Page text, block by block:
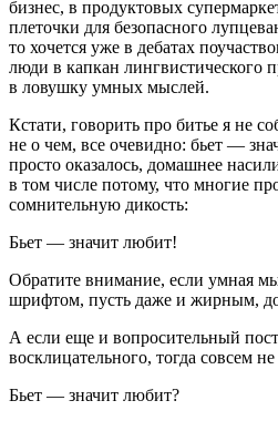
бизнес, в продуктовых
плеточки для безопасного
то хочется уже в дебатах
люди в капкан лингвистического
в ловушку умных мыслей.
Кстати, говорить про битье я не
не о чем, все очевидно: бьет —
просто оказалось, домашнее насил
в том числе потому, что многие
сомнительную дикость:
Бьет — значит любит!
Обратите внимание, если умная
шрифтом, пусть даже и жирным,
А если еще и вопросительный
восклицательного, тогда совсем
Бьет — значит любит?